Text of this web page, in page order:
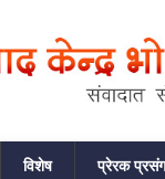
विशेष प्रेरक प्रसंग